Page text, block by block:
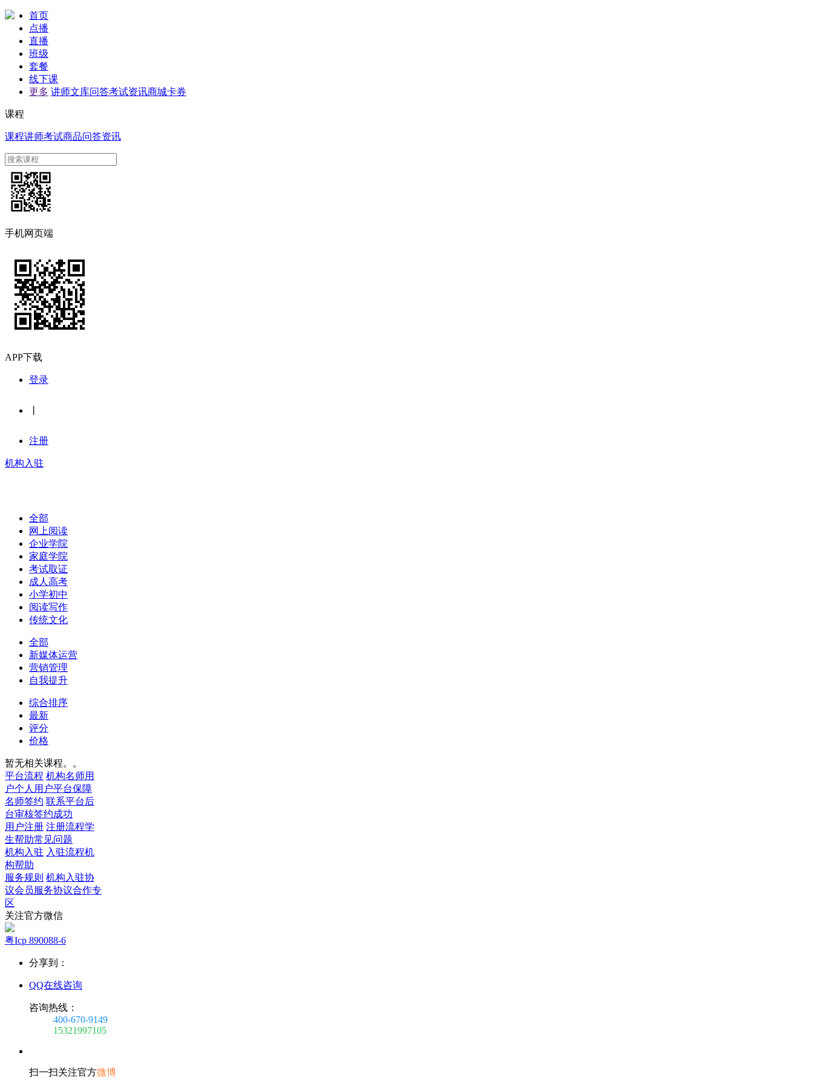
首页
点播
直播
班级
套餐
线下课
更多 讲师文库问答考试资讯商城卡券
课程
课程讲师考试商品问答资讯
手机网页端
APP下载
登录
注册
机构入驻
全部
网上阅读
企业学院
家庭学院
考试取证
成人高考
小学初中
阅读写作
传统文化
全部
新媒体运营
营销管理
自我提升
综合排序
最新
评分
价格
暂无相关课程。。
平台流程 机构名师用
户个人用户平台保障
名师签约 联系平台 后
台审核签约成功
用户注册 注册流程学
生帮助常见问题
机构入驻 入驻流程机
构帮助
服务规则 机构入驻协
议会员服务协议合作专
区
关注官方微信
粤Icp 890088-6
分享到：
QQ在线咨询
咨询热线：
400-670-9149
15321997105
扫一扫关注官方微博